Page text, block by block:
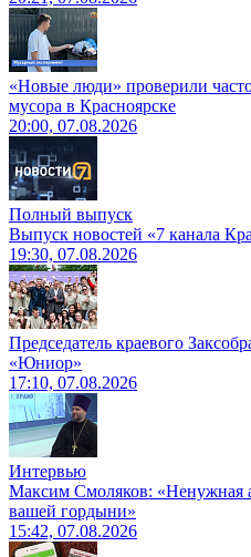
«Новые люди» проверили
мусора в Красноярске
20:00, 07.08.2026
Полный выпуск
Выпуск новостей «7 канала
19:30, 07.08.2026
Председатель краевого
«Юниор»
17:10, 07.08.2026
Интервью
Максим Смоляков: «Ненужная
вашей гордыни»
15:42, 07.08.2026